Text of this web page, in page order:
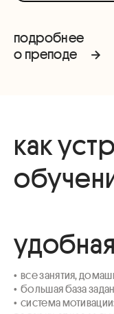
подробнее
о преподе
как
•  все занятия,
•  большая база
•  система